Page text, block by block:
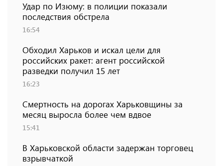
Удар по Изюму: в полиции показали
последствия обстрела
16:54
Обходил Харьков и искал цели для
российских ракет: агент российской
разведки получил 15 лет
16:23
Смертность на дорогах Харьковщины за
месяц выросла более чем вдвое
15:41
В Харьковской области задержан торговец
взрывчаткой